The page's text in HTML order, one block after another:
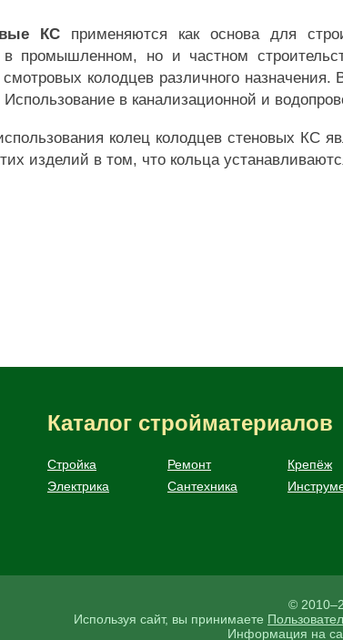
КС применяются как основа для
в промышленном, но и частном
колодцев различного
в канализационной и
колец колодцев стеновых КС
изделий в том, что кольца
©
Используя сайт, вы принимаете
Информация на
Каталог стройматериалов
Стройка Ремонт Крепёж
Электрика
Сантехника